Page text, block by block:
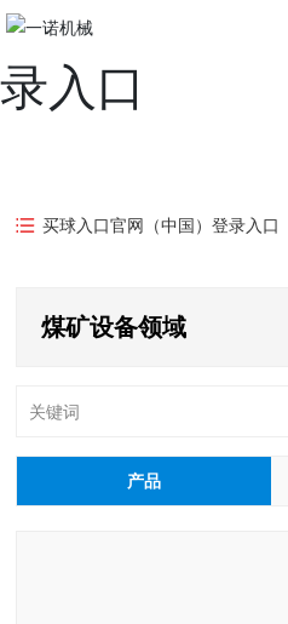
买球入口官
录入口
买球入口官网（中国）登录入口
煤矿设备领域
关键词
产品